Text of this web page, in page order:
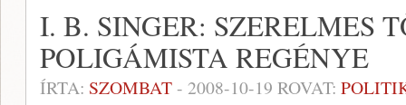
I. B. SINGER: SZERELMES
POLIGÁMISTA REGÉNYE
ÍRTA: SZOMBAT- 2008-10-19 ROVAT: